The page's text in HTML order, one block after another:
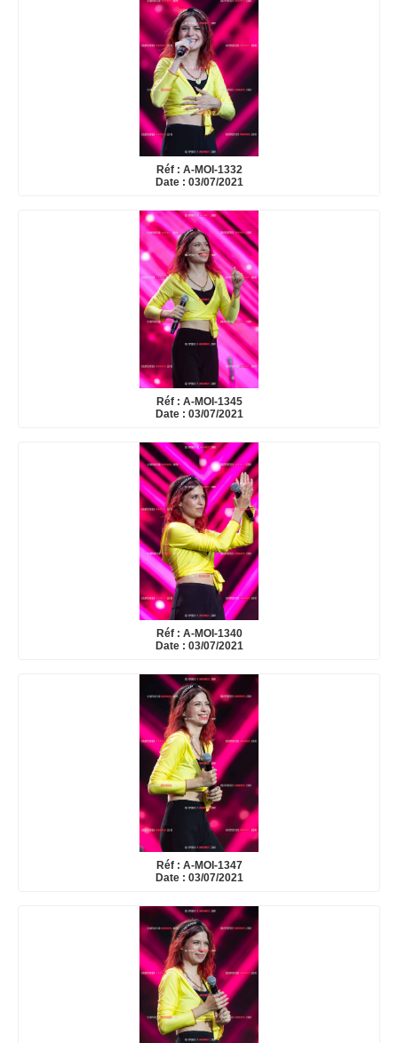
Réf : A-MOI-1332
Date : 03/07/2021
Réf : A-MOI-1345
Date : 03/07/2021
Réf : A-MOI-1340
Date : 03/07/2021
Réf : A-MOI-1347
Date : 03/07/2021